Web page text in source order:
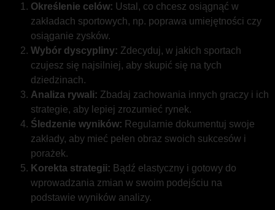
Określenie celów: Ustal, co chcesz osiągnąć w
zakładach sportowych, np. poprawa umiejętności czy
osiąganie zysków.
Wybór dyscypliny: Zdecyduj, w jakich sportach
czujesz się najsilniej, aby skupić się na tych
dziedzinach.
Analiza rywali: Zbadaj zachowania innych graczy i ich
strategie, aby lepiej zrozumieć rynek.
Śledzenie wyników: Regularnie dokumentuj swoje
zakłady, aby mieć pełen obraz swoich sukcesów i
porażek.
Korekta strategii: Bądź elastyczny i gotowy do
wprowadzania zmian w swoim podejściu na
podstawie wyników analizy.